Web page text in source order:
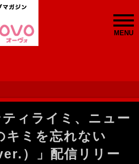
MENU
ィライミ、ニュー
キミを忘れない
）」配信リリー